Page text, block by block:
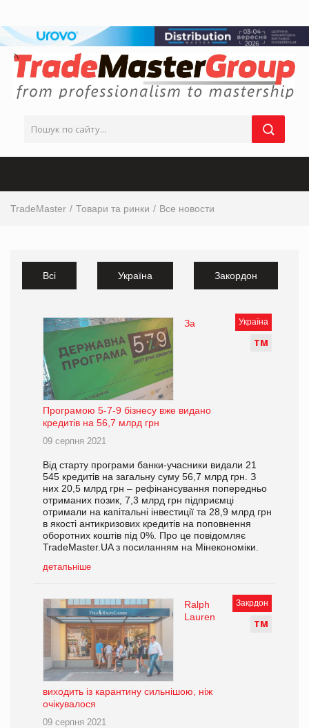
TradeMaster Товари та ринки Все новости
Всі Україна Закордон
Україна
ТМ
За
Програмою 5-7-9 бізнесу вже видано
кредитів на 56,7 млрд грн
09 серпня 2021
Від старту програми банки-учасники видали 21
545 кредитів на загальну суму 56,7 млрд грн. З
них 20,5 млрд грн – рефінансування попередньо
отриманих позик, 7,3 млрд грн підприємці
отримали на капітальні інвестиції та 28,9 млрд грн
в якості антикризових кредитів на поповнення
оборотних коштів під 0%. Про це повідомляє
TradeMaster.UA з посиланням на Мінекономіки.
детальніше
Закрдон
ТМ
Ralph
Lauren
виходить із карантину сильнішою, ніж
очікувалося
09 серпня 2021